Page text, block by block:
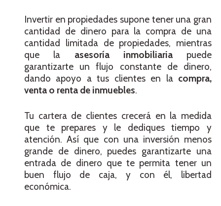
Invertir en propiedades supone tener una gran
cantidad de dinero para la compra de una
cantidad limitada de propiedades, mientras
que la asesoría inmobiliariapuede
garantizarte un flujo constante de dinero,
dando apoyo a tus clientes en la compra,
venta o renta de inmuebles.
Tu cartera de clientes crecerá en la medida
que te prepares y le dediques tiempo y
atención. Así que con una inversión menos
grande de dinero, puedes garantizarte una
entrada de dinero que te permita tener un
buen flujo de caja, y con él, libertad
económica.